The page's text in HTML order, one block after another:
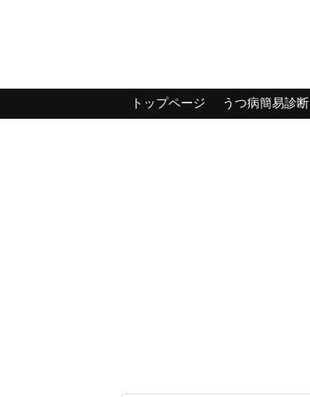
トップページ うつ病簡易診断